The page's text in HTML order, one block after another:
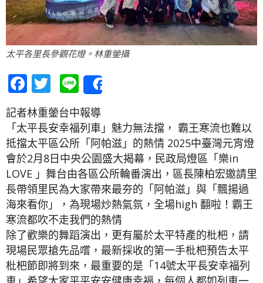
太平各里長參觀花燈。林重鎣攝
Facebook
Twitter
Line
記者林重鎣台中報導
「太平長安幸福列車」魅力無法擋， 霸王寒流也難以
抵擋太平區公所「阿帕滋」的熱情 2025中臺灣元宵燈
會於2月8日中央公園盛大揭幕，民政局燈區「樂in
LOVE 」舞台由各區公所輪番演出，區長陳柏宏邀請里
長帶領里民為大家帶來最夯的「阿帕滋」與「飄揚過
海來看你」，為現場炒熱氣氛，全場high 翻啦！霸王
寒流都吹不走我們的熱情
除了歡樂的舞蹈演出，更有屬於太平特產的枇杷，請
現場民眾搶先品嚐，最新採收的第一手枇杷預告太平
枇杷節即將到來，最重要的是「14號太平長安幸福列